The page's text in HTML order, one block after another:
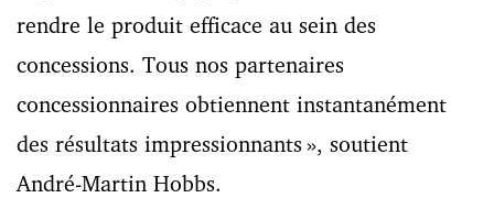
rendre le produit efficace au sein des
concessions. Tous nos partenaires
concessionnaires obtiennent instantanément
des résultats impressionnants », soutient
André-Martin Hobbs.